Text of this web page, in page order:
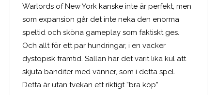
Warlords of New York kanske inte är perfekt, men
som expansion går det inte neka den enorma
speltid och sköna gameplay som faktiskt ges.
Och allt för ett par hundringar, i en vacker
dystopisk framtid. Sällan har det varit lika kul att
skjuta banditer med vänner, som i detta spel.
Detta är utan tvekan ett riktigt ”bra köp”.